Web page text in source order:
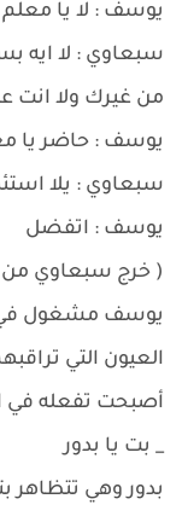
يوسف : لا يا معلم
سبعاوي : لا ايه
من غيرك ولا انت
يوسف : حاضر يا
سبعاوي : يلا
يوسف : اتفضل
( خرج سبعاوي من
يوسف مشغول في
العيون التي
أصبحت تفعله في
_ بت يا بدور
بدور وهي تتظاهر